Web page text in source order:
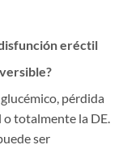
eréctil
pérdida
totalmente la DE.
ser